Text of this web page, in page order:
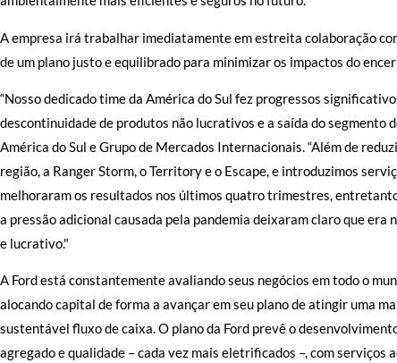
A empresa irá trabalhar imediatamente em estreita colaboração
de um plano justo e equilibrado para minimizar os impactos do
“Nosso dedicado time da América do Sul fez progressos
descontinuidade de produtos não lucrativos e a saída do segmento
América do Sul e Grupo de Mercados Internacionais. “Além de
região, a Ranger Storm, o Territory e o Escape, e introduzimos
melhoraram os resultados nos últimos quatro trimestres,
a pressão adicional causada pela pandemia deixaram claro que
e lucrativo."
A Ford está constantemente avaliando seus negócios em todo o
alocando capital de forma a avançar em seu plano de atingir uma
sustentável fluxo de caixa. O plano da Ford prevê o
agregado e qualidade – cada vez mais eletrificados –, com serviços